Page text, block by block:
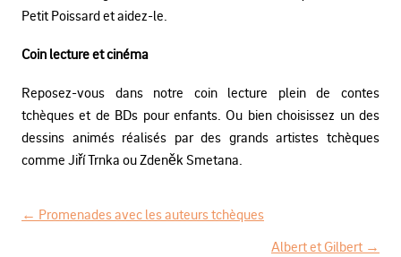
Petit Poissard et aidez-le.
Coin lecture et cinéma
Reposez-vous dans notre coin lecture plein de contes
tchèques et de BDs pour enfants. Ou bien choisissez un des
dessins animés réalisés par des grands artistes tchèques
comme Jiří Trnka ou Zdeněk Smetana.
← Promenades avec les auteurs tchèques
Albert et Gilbert →